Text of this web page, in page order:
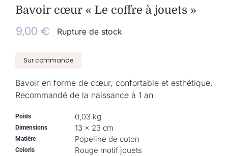
Collection de Noël
Qui suis-je ?
Panier
Bavoir cœur « Le coffre à jouets »
9,00 € Rupture de stock
Sur commande
Bavoir en forme de cœur, confortable et esthétique.
Recommandé de la naissance à 1 an
Poids 0,03 kg
Dimensions 13 × 23 cm
Matière Popeline de coton
Coloris Rouge motif jouets